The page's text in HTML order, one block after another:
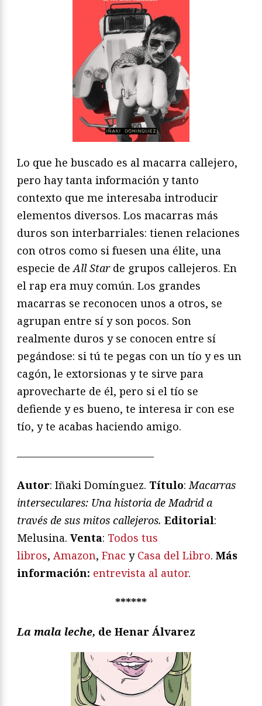
Lo que he buscado es al macarra callejero,
pero hay tanta información y tanto
contexto que me interesaba introducir
elementos diversos. Los macarras más
duros son interbarriales: tienen relaciones
con otros como si fuesen una élite, una
especie deAll Starde grupos callejeros. En
el rap era muy común. Los grandes
macarras se reconocen unos a otros, se
agrupan entre sí y son pocos. Son
realmente duros y se conocen entre sí
pegándose: si tú te pegas con un tío y es un
cagón, le extorsionas y te sirve para
aprovecharte de él, pero si el tío se
defiende y es bueno, te interesa ir con ese
tío, y te acabas haciendo amigo.
—————————————
Autor: Iñaki Domínguez. Título:Macarras
interseculares: Una historia de Madrid a
través de sus mitos callejeros. Editorial:
Melusina. Venta: Todos tus
libros, Amazon, Fnac y Casa del Libro. Más
información: entrevista al autor.
******
La mala leche, de Henar Álvarez